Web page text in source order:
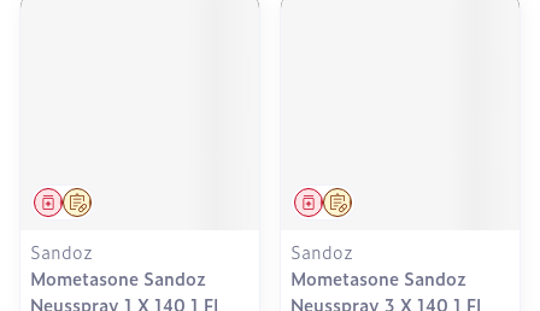
Op voorschrift
Geneesmiddel
Sandoz
Mometasone Sandoz
Neusspray 1 X 140 1 Fl
Op voorschrift
Geneesmiddel
Sandoz
Mometasone Sandoz
Neusspray 3 X 140 1 Fl